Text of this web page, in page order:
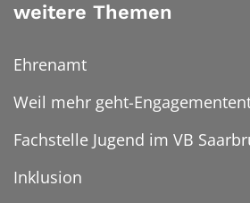
weitere Themen
Ehrenamt
Weil mehr geht-
Fachstelle Jugend im VB
Inklusion